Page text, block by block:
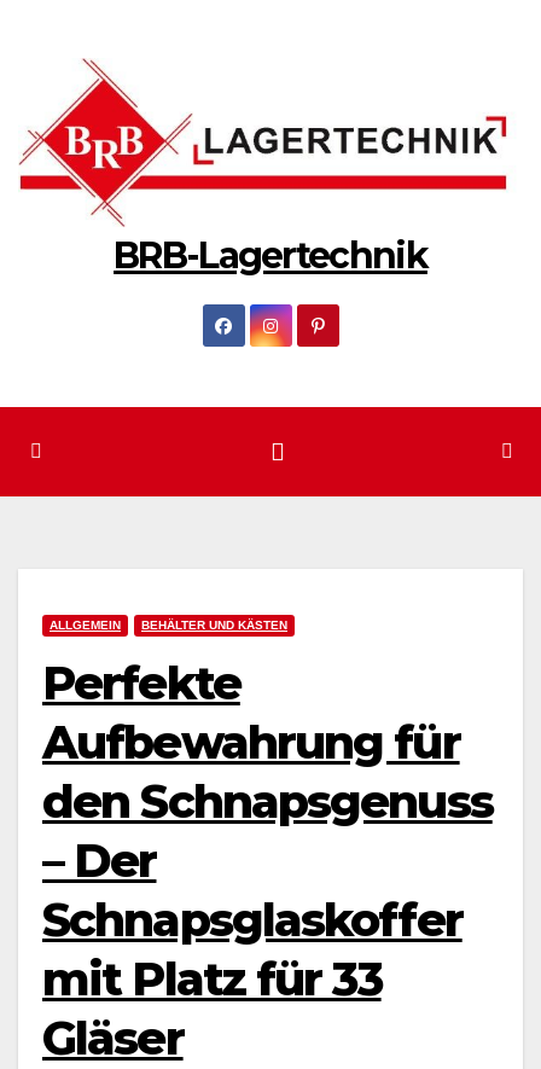
BRB-Lagertechnik
ALLGEMEIN BEHÄLTER UND KÄSTEN
Perfekte
Aufbewahrung für
den Schnapsgenuss
– Der
Schnapsglaskoffer
mit Platz für 33
Gläser